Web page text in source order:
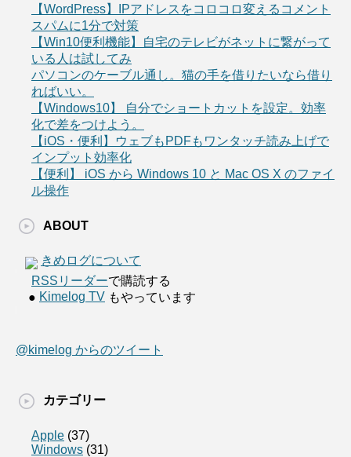
【WordPress】IPアドレスをコロコロ変えるコメント
スパムに1分で対策
【Win10便利機能】自宅のテレビがネットに繋がって
いる人は試してみ
パソコンのケーブル通し。猫の手を借りたいなら借り
ればいい。
【Windows10】 自分でショートカットを設定。効率
化で差をつけよう。
【iOS・便利】ウェブもPDFもワンタッチ読み上げで
インプット効率化
【便利】 iOS から Windows 10 と Mac OS X のファイ
ル操作
ABOUT
きめログについて
RSSリーダーで購読する
● Kimelog TV もやっています
@kimelog からのツイート
カテゴリー
Apple (37)
Windows (31)